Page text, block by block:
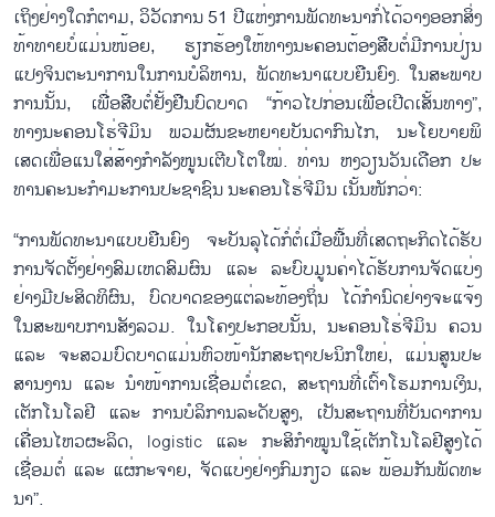
ເຖິງ​ຢ່າງ​ໃດ​ກໍ​ຕາມ, ວິ​ວັດ​ການ 51 ປີ​ແຫ່ງ​ການ​ພັດ​ທະ​ນາ​ກໍ່ໄດ້ວາງ​ອອກ​ສິ່ງ​
ທ້າ​ທາຍ​ບໍ່​ແມ່ນ​ໜ້ອຍ, ຮຽກ​ຮ້ອງ​ໃຫ້ທາງ​ນະ​ຄອນ​ຕ້ອງສືບຕໍ່​ມີ​ການ​ປ່ຽນ​
ແປງ​ຈິນ​ຕະ​ນາ​ການ​ໃນ​ການ​ບໍ​ລິ​ຫານ, ພັດ​ທະ​ນາ​ແບບ​ຍືນ​ຍົງ​. ໃນ​ສະ​ພາບ​
ການ​ນັ້ນ​, ເພື່ອ​ສືບ​ຕໍ່​ຢັ້ງ​ຢືນ​ບົດ​ບາດ​ “ກ້າວ​ໄປ​ກ່ອນ​ເພື່ອເປີດເ​ສັ້ນ​ທາງ”,
ທາງ​ນະ​ຄອນ​ໂຮ່​ຈີ​ມິນ ພວມ​ຜັນ​ຂະ​ຫຍາຍ​ບັນ​ດາ​ກົນ​ໄກ, ນະ​ໂຍ​ບາຍ​ພິ​
ເສດ​ເພື່ອ​ແນ​ໃສ່​ສ້າງ​ກຳ​ລັງ​ໜູນ​ເຕີບ​ໂຕ​ໃໝ່. ທ່ານ ຫງວຽນ​ວັນ​ເດືອກ ​ປະ​
ທານ​ຄະ​ນະ​ກຳ​ມະ​ການ​ປະ​ຊາ​ຊົນ ນະ​ຄອນໂຮ່​ຈີ​ມິນ ເນັ້ນ​ໜັກ​ວ່າ:
“ການ​ພັດ​ທະ​ນາ​ແບບ​ຍືນ​ຍົງ​ ​ຈະບັນ​ລຸ​ໄດ້ກໍ່ຕໍ່ເມື່ອ​ພື້ນ​ທີ່​ເສ​ດ​ຖະ​ກິດ​ໄດ້​ຮັບ​
ການ​ຈັດ​ຕັ້ງ​ຢ່າງ​ສົມ​ເຫດ​ສົມ​ຜົນ​ ແລະ ລະ​ບົບ​ມູນ​ຄ່າ​ໄດ້​ຮັບ​ການຈັດແບ່ງ
ຢ່າ​ງ​ມີ​ປະ​ສິດ​ທິ​ຜົນ​, ບົດ​ບາດ​ຂອງ​ແຕ່​ລະ​ທ້ອງ​ຖິ່ນ ໄດ້​ກຳ​ນົດ​ຢ່າງ​ຈະ​ແຈ້ງ​
ໃນ​ສະ​ພາ​ບ​ການ​ສັງ​ລວມ. ໃນ​ໂຄງ​ປະ​ກອບ​ນັ້ນ, ນະ​ຄອນ​ໂຮ່​ຈີ​ມິນ ຄວນ
ແລະ ຈະ​ສວມ​ບົດ​ບາດ​ແມ່ນ​ຫົວໜ້ານັກ​ສະ​ຖາ​ປະ​ນິກ​ໃຫຍ່, ແມ່ນ​ສູນ​ປະ​
ສານ​ງານ ແລະ ນຳ​ໜ້າ​ການ​ເຊື່ອມ​ຕໍ່​ເຂດ, ສະ​ຖານ​ທີ່​ເຕົ້າ​ໂຮມ​ການ​ເງິນ,
ເຕັກ​ໂນ​ໂລ​ຢີ ແລະ ການ​ບໍ​ລິ​ການ​ລະ​ດັບ​ສູງ, ເປັນສະ​ຖານ​ທີ່​ບັນ​ດາ​ການ​
ເຄື່ອ​ນ​ໄຫວ​ຜະ​ລິດ, logistic ແລະ ກະ​ສິ​ກຳ​ໝູນ​ໃຊ້​ເຕັກ​ໂນ​ໂລ​ຢີ​ສູງ​ໄດ້​
ເຊື່ອມ​ຕໍ່ ແລະ ແຜ່​ກະ​ຈາຍ, ຈັດແບ່ງ​ຢ່າງ​ກົມ​ກຽວ ແລະ ພ້ອມ​ກັນ​ພັດ​ທະ​
ນາ”.